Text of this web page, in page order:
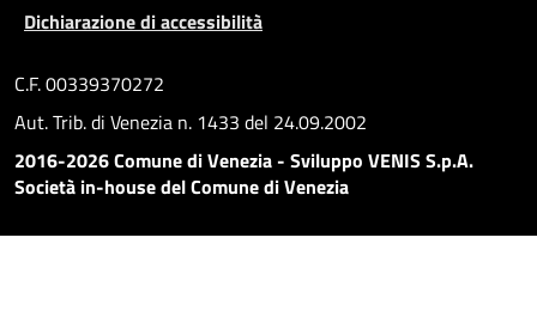
Dichiarazione di accessibilità
C.F. 00339370272
Aut. Trib. di Venezia n. 1433 del 24.09.2002
2016-2026 Comune di Venezia - Sviluppo VENIS S.p.A.
Società in-house del Comune di Venezia